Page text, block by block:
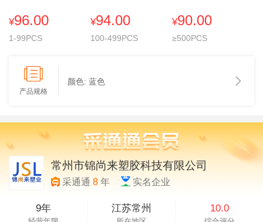
¥96.00
1-99PCS
¥94.00
100-499PCS
¥90.00
≥500PCS
产品规格
颜色: 蓝色
常州市锦尚来塑胶科技有限公司
采通通8 年 实名企业
9年 江苏常州 10.0